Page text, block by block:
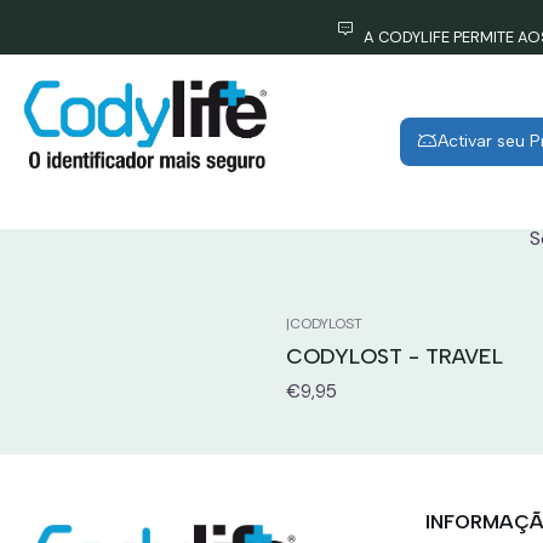
Activar seu
A CODYLIFE PERMITE
|CODYLOST
CODYLOST - TRAVEL
€9,95